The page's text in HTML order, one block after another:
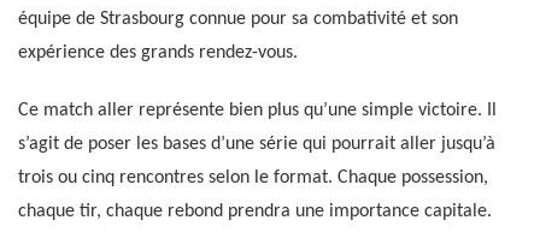
équipe de Strasbourg connue pour sa combativité et son
expérience des grands rendez-vous.
Ce match aller représente bien plus qu’une simple victoire. Il
s’agit de poser les bases d’une série qui pourrait aller jusqu’à
trois ou cinq rencontres selon le format. Chaque possession,
chaque tir, chaque rebond prendra une importance capitale.